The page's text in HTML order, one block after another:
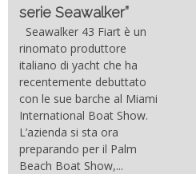
serie Seawalker”
Seawalker 43 Fiart è un
rinomato produttore
italiano di yacht che ha
recentemente debuttato
con le sue barche al Miami
International Boat Show.
L’azienda si sta ora
preparando per il Palm
Beach Boat Show,...